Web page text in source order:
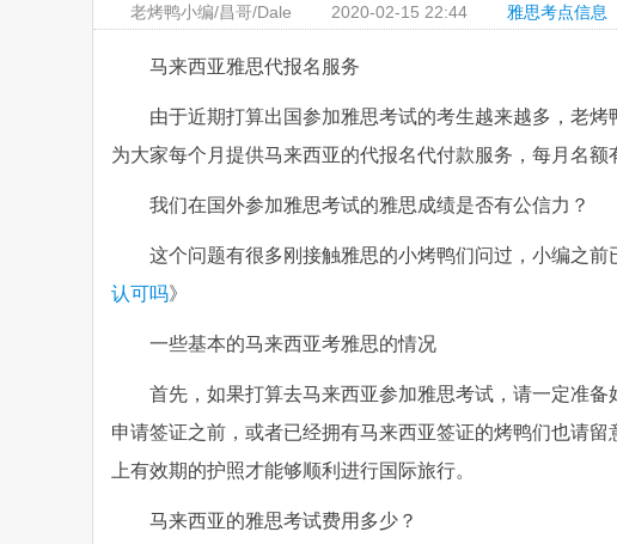
老烤鸭小编/昌哥/Dale 2020-02-15 22:44 雅思考点信息
马来西亚雅思代报名服务
由于近期打算出国参加雅思考试的考生越来越多，老
为大家每个月提供马来西亚的代报名代付款服务，每月名额
我们在国外参加雅思考试的雅思成绩是否有公信力？
这个问题有很多刚接触雅思的小烤鸭们问过，小编之
认可吗》
一些基本的马来西亚考雅思的情况
首先，如果打算去马来西亚参加雅思考试，请一定准
申请签证之前，或者已经拥有马来西亚签证的烤鸭们也请
上有效期的护照才能够顺利进行国际旅行。
马来西亚的雅思考试费用多少？